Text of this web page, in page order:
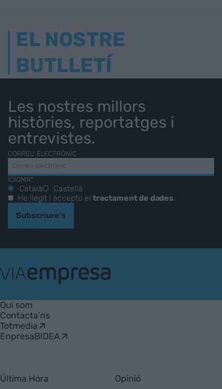
EL NOSTRE
BUTLLETÍ
Les nostres millors
històries, reportatges i
entrevistes.
CORREU ELECTRÒNIC
IDIOMA*
Català
Castellà
He llegit i accepto eltractament de dades
Subscriure's
Empresa
Qui som
Contacta'ns
Totmedia
EnpresaBIDEA
Última Hora Opinió